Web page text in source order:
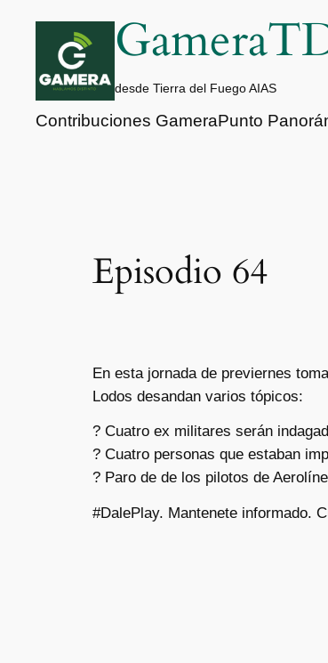
contenido
desde Tierra del Fuego AIAS
Contribuciones GameraPunto
Episodio 64
En esta jornada de previernes
Lodos desandan varios tópicos:
? Cuatro ex militares serán
? Cuatro personas que estaban
? Paro de de los pilotos de
#DalePlay. Mantenete informado.